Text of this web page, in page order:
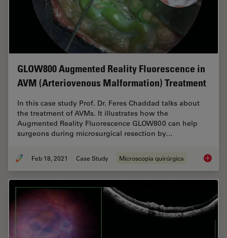
GLOW800 Augmented Reality Fluorescence in
AVM (Arteriovenous Malformation) Treatment
In this case study Prof. Dr. Feres Chaddad talks about
the treatment of AVMs. It illustrates how the
Augmented Reality Fluorescence GLOW800 can help
surgeons during microsurgical resection by…
Feb 18, 2021 Case Study Microscopía quirúrgica